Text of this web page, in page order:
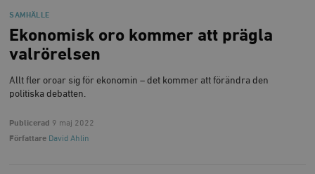
SAMHÄLLE
Ekonomisk oro kommer att prägla
valrörelsen
Allt fler oroar sig för ekonomin – det kommer att förändra den
politiska debatten.
Publicerad 9 maj 2022
Författare David Ahlin